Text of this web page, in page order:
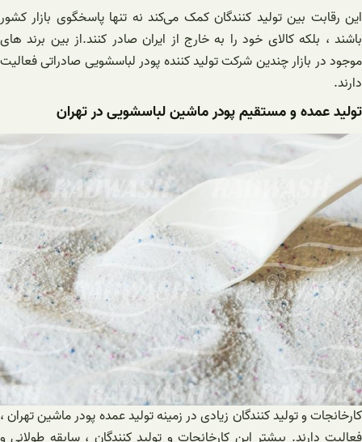
این رقابت بین تولید کنندگان کمک می‌کند نه تنها پاسخگوی بازار کشور
باشند ، بلکه کالای خود را به خارج از ایران صادر کنند.از بین برند های
موجود در بازار چندین شرکت تولید کننده پودر لباسشویی صادراتی فعالیت
دارند.
تولید عمده و مستقیم پودر ماشین لباسشویی در تهران
کارخانجات و تولید کنندگان زیادی در زمینه تولید عمده پودر ماشین تهران ،
فعالیت دارند. بیشتر این کارخانجات و تولید کنندگان ، سابقه طولانی و